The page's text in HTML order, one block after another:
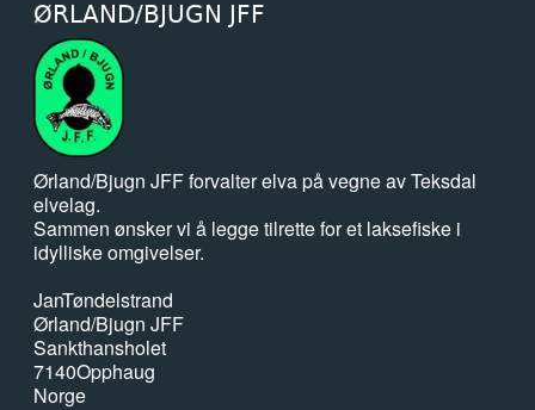
ØRLAND/BJUGN JFF
Ørland/Bjugn JFF forvalter elva på vegne av Teksdal
elvelag.
Sammen ønsker vi å legge tilrette for et laksefiske i
idylliske omgivelser.
JanTøndelstrand
Ørland/Bjugn JFF
Sankthansholet
7140Opphaug
Norge